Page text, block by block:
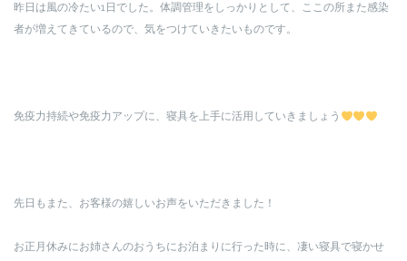
昨日は風の冷たい1日でした。体調管理をしっかりとして、ここの所また感染
者が増えてきているので、気をつけていきたいものです。
免疫力持続や免疫力アップに、寝具を上手に活用していきましょう
先日もまた、お客様の嬉しいお声をいただきました！
お正月休みにお姉さんのおうちにお泊まりに行った時に、凄い寝具で寝かせ